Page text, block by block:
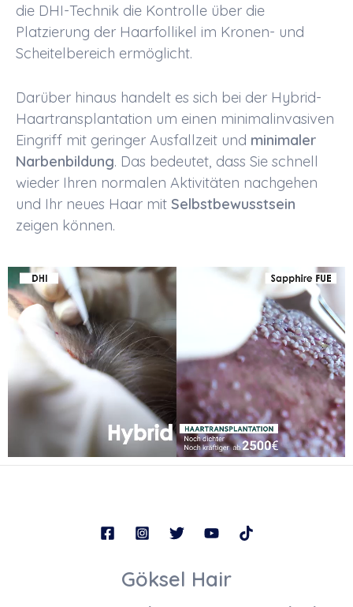
die DHI-Technik die Kontrolle über die
Platzierung der Haarfollikel im Kronen- und
Scheitelbereich ermöglicht.
Darüber hinaus handelt es sich bei der Hybrid-
Haartransplantation um einen minimalinvasiven
Eingriff mit geringer Ausfallzeit und minimaler
Narbenbildung. Das bedeutet, dass Sie schnell
wieder Ihren normalen Aktivitäten nachgehen
und Ihr neues Haar mit Selbstbewusstsein
zeigen können.
Göksel Hair